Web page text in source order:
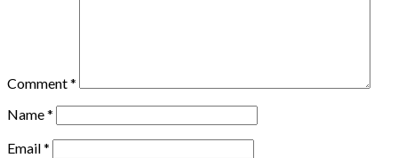
Comment*
Name*
Email*